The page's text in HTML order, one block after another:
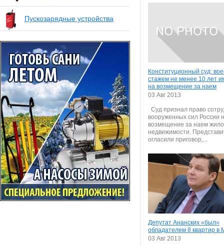
Пускозарядные устройства
Конституционный суд:
стажем не менее 10 лет
на возмещение за наем
03 Авг 2013
Суд признал право
вооруженных сил России
возмещение за наем
недвижимости.
огласили приговор,...
Депутат Ананских «был»
обладателем 8 квартир в
03 Авг 2013